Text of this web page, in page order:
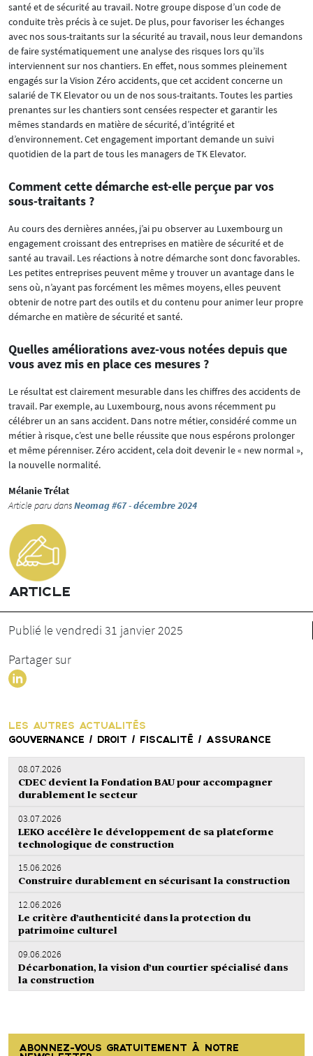
santé et de sécurité au travail. Notre groupe dispose d’un code de
conduite très précis à ce sujet. De plus, pour favoriser les échanges
avec nos sous-traitants sur la sécurité au travail, nous leur demandons
de faire systématiquement une analyse des risques lors qu’ils
interviennent sur nos chantiers. En effet, nous sommes pleinement
engagés sur la Vision Zéro accidents, que cet accident concerne un
salarié de TK Elevator ou un de nos sous-traitants. Toutes les parties
prenantes sur les chantiers sont censées respecter et garantir les
mêmes standards en matière de sécurité, d’intégrité et
d’environnement. Cet engagement important demande un suivi
quotidien de la part de tous les managers de TK Elevator.
Comment cette démarche est-elle perçue par vos
sous-traitants ?
Au cours des dernières années, j’ai pu observer au Luxembourg un
engagement croissant des entreprises en matière de sécurité et de
santé au travail. Les réactions à notre démarche sont donc favorables.
Les petites entreprises peuvent même y trouver un avantage dans le
sens où, n’ayant pas forcément les mêmes moyens, elles peuvent
obtenir de notre part des outils et du contenu pour animer leur propre
démarche en matière de sécurité et santé.
Quelles améliorations avez-vous notées depuis que
vous avez mis en place ces mesures ?
Le résultat est clairement mesurable dans les chiffres des accidents de
travail. Par exemple, au Luxembourg, nous avons récemment pu
célébrer un an sans accident. Dans notre métier, considéré comme un
métier à risque, c’est une belle réussite que nous espérons prolonger
et même pérenniser. Zéro accident, cela doit devenir le « new normal »,
la nouvelle normalité.
Mélanie Trélat
Article paru dansNeomag #67 - décembre 2024
ARTICLE
Publié le vendredi 31 janvier 2025
Partager sur
LES AUTRES ACTUALITÉS
GOUVERNANCE / DROIT / FISCALITÉ / ASSURANCE
08.07.2026
CDEC devient la Fondation BAU pour accompagner
durablement le secteur
03.07.2026
LEKO accélère le développement de sa plateforme
technologique de construction
15.06.2026
Construire durablement en sécurisant la construction
12.06.2026
Le critère d’authenticité dans la protection du
patrimoine culturel
09.06.2026
Décarbonation, la vision d’un courtier spécialisé dans
la construction
ABONNEZ-VOUS GRATUITEMENT À NOTRE